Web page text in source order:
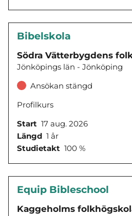
Bibelskola
Södra Vätterbygdens
Jönköpings län - Jönköping
Ansökan stängd
Profilkurs
Start 17 aug. 2026
Längd 1 år
Studietakt 100 %
Equip Bibleschool
Kaggeholms